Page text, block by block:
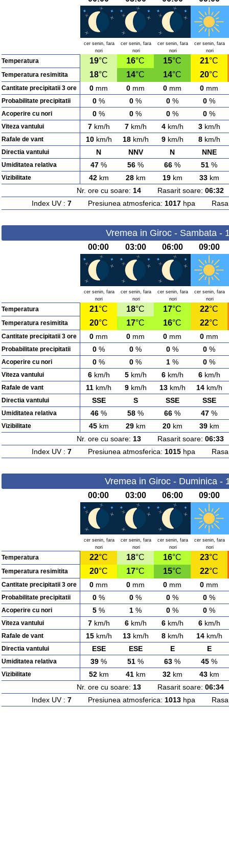
cer senin, fara
nori
cer senin, fara
nori
cer senin, fara
nori
cer senin, fara
nori
Temperatura 19°C 16°C 15°C 21°C
Temperatura resimitita 18°C 14°C 14°C 20°C
Cantitate precipitatii 3 ore 0 mm 0 mm 0 mm 0 mm
Probabilitate precipitatii 0 % 0 % 0 % 0 %
Acoperire cu nori 0 % 0 % 0 % 0 %
Viteza vantului 7km/h 7km/h 4km/h 3km/h
Rafale de vant 10km/h 18km/h 9km/h 8km/h
Directia vantului N NNV N NNE
Umiditatea relativa 47 % 56 % 66 % 51 %
Vizibilitate 42km 28km 19km 33km
Nr. ore cu soare: 14Rasarit soare: 06:32
Index UV : 7Presiunea atmosferica: 1017hpa
Vremea in Giroc - Sambata -
00:00 03:00 06:00 09:00
cer senin, fara
nori
cer senin, fara
nori
cer senin, fara
nori
cer senin, fara
nori
Temperatura 21°C 18°C 17°C 22°C
Temperatura resimitita 20°C 17°C 16°C 22°C
Cantitate precipitatii 3 ore 0 mm 0 mm 0 mm 0 mm
Probabilitate precipitatii 0 % 0 % 0 % 0 %
Acoperire cu nori 0 % 0 % 1 % 0 %
Viteza vantului 6km/h 5km/h 6km/h 6km/h
Rafale de vant 11 km/h 9km/h 13km/h 14km/h
Directia vantului SSE S SSE SSE
Umiditatea relativa 46 % 58 % 66 % 47 %
Vizibilitate 45km 29km 20km 39km
Nr. ore cu soare: 13Rasarit soare: 06:33
Index UV : 7Presiunea atmosferica: 1015hpa
Vremea in Giroc - Duminica -
00:00 03:00 06:00 09:00
cer senin, fara
nori
cer senin, fara
nori
cer senin, fara
nori
cer senin, fara
nori
Temperatura 22°C 18°C 16°C 23°C
Temperatura resimitita 20°C 17°C 15°C 22°C
Cantitate precipitatii 3 ore 0 mm 0 mm 0 mm 0 mm
Probabilitate precipitatii 0 % 0 % 0 % 0 %
Acoperire cu nori 5 % 1 % 0 % 0 %
Viteza vantului 7km/h 6km/h 6km/h 6km/h
Rafale de vant 15km/h 13km/h 8km/h 14km/h
Directia vantului ESE ESE E E
Umiditatea relativa 39 % 51 % 63 % 45 %
Vizibilitate 52km 41km 32km 43km
Nr. ore cu soare: 13Rasarit soare: 06:34
Index UV : 7Presiunea atmosferica: 1013hpa